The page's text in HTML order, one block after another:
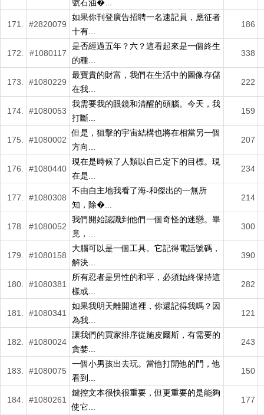
號石油�...
171. #2820079
如果你刊登廣告招聘一名速記員，應征者
十有...
186
172. #1080117
是否經過五年？六？這看起來是一個終生
的種...
338
173. #1080229
最寶貴的財富，我們在生活中的圖像存儲
在我...
222
174. #1080053
我需要我的眼鏡和清醒的頭腦。今天，我
打斷...
159
175. #1080002
但是，狙擊的宇宙結構也將在相當另一個
方向...
207
176. #1080440
現在是時候了人類以自己定下的目標。現
在是...
234
177. #1080308
不由自主地我看了海-和傑出的一無所
知，除�...
214
178. #1080052
我們開始認識到他們一個奇怪的迷戀。畢
竟，...
300
179. #1080158
大腦可以是一個工具。它記得電話號碼，
解決...
390
180. #1080381
所有忍者是男性的和平，必須始終保持這
樣或...
282
181. #1080341
如果我明天離開這裡，你還記得我嗎？因
為我...
121
182. #1080024
讓我們的買家排序從施皮爾斯，有需要的
貪婪...
243
183. #1080075
一個小男孩出去玩。當他打開他的門，他
看到...
150
184. #1080261
鍵控文本很快很重要，但更重要的是能夠
使它...
177